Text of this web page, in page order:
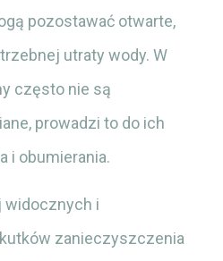
pozostawać otwarte,
utraty wody. W
często nie są
prowadzi to do ich
i obumierania.
widocznych i
zanieczyszczenia